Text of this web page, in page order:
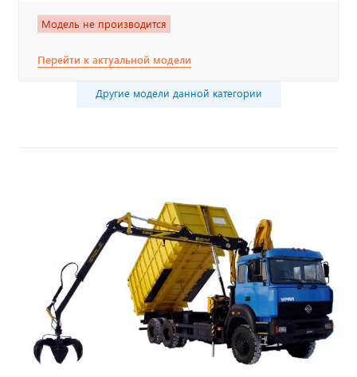
Модель не производится
Перейти к актуальной модели
Другие модели данной категории